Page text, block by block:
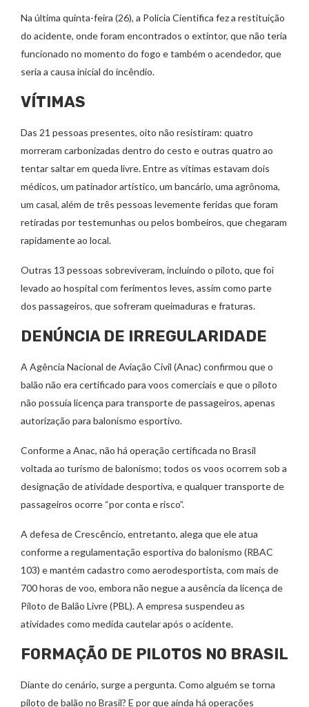
Na última quinta-feira (26), a Polícia Cientifica fez a restituição
do acidente, onde foram encontrados o extintor, que não teria
funcionado no momento do fogo e também o acendedor, que
seria a causa inicial do incêndio.
VÍTIMAS
Das 21 pessoas presentes, oito não resistiram: quatro
morreram carbonizadas dentro do cesto e outras quatro ao
tentar saltar em queda livre. Entre as vítimas estavam dois
médicos, um patinador artístico, um bancário, uma agrônoma,
um casal, além de três pessoas levemente feridas que foram
retiradas por testemunhas ou pelos bombeiros, que chegaram
rapidamente ao local.
Outras 13 pessoas sobreviveram, incluindo o piloto, que foi
levado ao hospital com ferimentos leves, assim como parte
dos passageiros, que sofreram queimaduras e fraturas.
DENÚNCIA DE IRREGULARIDADE
A Agência Nacional de Aviação Civil (Anac) confirmou que o
balão não era certificado para voos comerciais e que o piloto
não possuía licença para transporte de passageiros, apenas
autorização para balonismo esportivo.
Conforme a Anac, não há operação certificada no Brasil
voltada ao turismo de balonismo; todos os voos ocorrem sob a
designação de atividade desportiva, e qualquer transporte de
passageiros ocorre “por conta e risco”.
A defesa de Crescêncio, entretanto, alega que ele atua
conforme a regulamentação esportiva do balonismo (RBAC
103) e mantém cadastro como aerodesportista, com mais de
700 horas de voo, embora não negue a ausência da licença de
Piloto de Balão Livre (PBL). A empresa suspendeu as
atividades como medida cautelar após o acidente.
FORMAÇÃO DE PILOTOS NO BRASIL
Diante do cenário, surge a pergunta. Como alguém se torna
piloto de balão no Brasil? E por que ainda há operações